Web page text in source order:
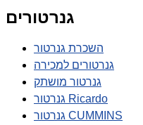
גנרטורים
השכרת גנרטור
גנרטורים למכירה
גנרטור מושתק
גנרטור Ricardo
גנרטור CUMMINS